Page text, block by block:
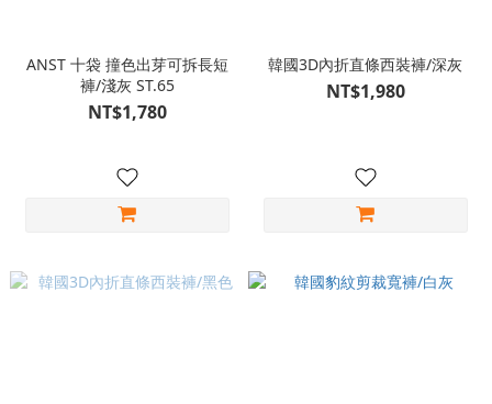
ANST 十袋 撞色出芽可拆長短
褲/淺灰 ST.65
NT$1,780
韓國3D內折直條西裝褲/深灰
NT$1,980